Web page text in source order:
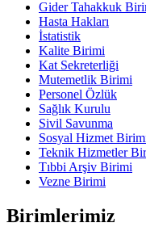
Gider Tahakkuk
Hasta Hakları
İstatistik
Kalite Birimi
Kat Sekreterliği
Mutemetlik Birimi
Personel Özlük
Sağlık Kurulu
Sivil Savunma
Sosyal Hizmet
Teknik Hizmetler
Tıbbi Arşiv Birimi
Vezne Birimi
Birimlerimiz